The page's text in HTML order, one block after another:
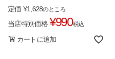
定価 ¥1,628のところ
当店特別価格 ¥990税込
カートに追加